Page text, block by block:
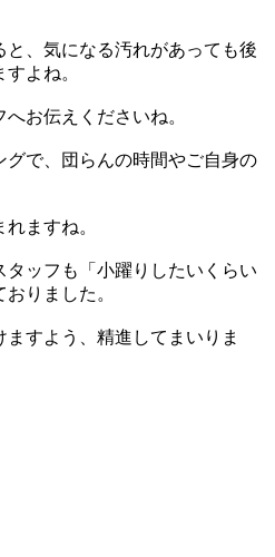
と、気になる汚れがあっても後
よね。
お伝えくださいね。
グで、団らんの時間やご自身の
ますね。
タッフも「小躍りしたいくらい
りました。
すよう、精進してまいりま